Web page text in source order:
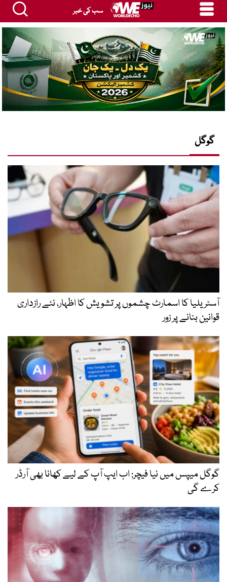
سب کی خبر
گوگل
آسٹریلیا کا اسمارٹ چشموں پر تشویش کا اظہار، نئے رازداری
قوانین بنانے پر زور
گوگل میپس میں نیا فیچر: اب ایپ آپ کے لیے کھانا بھی آرڈر
کرے گی